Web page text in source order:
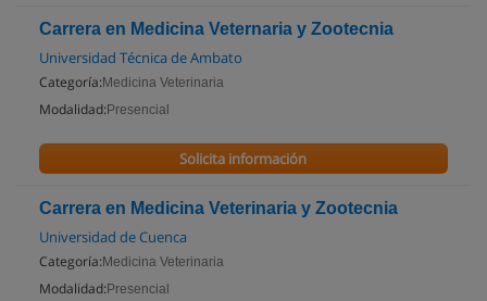
Carrera en Medicina Veternaria y Zootecnia
Universidad Técnica de Ambato
Categoría: Medicina Veterinaria
Modalidad: Presencial
Solicita información
Carrera en Medicina Veterinaria y Zootecnia
Universidad de Cuenca
Categoría: Medicina Veterinaria
Modalidad: Presencial